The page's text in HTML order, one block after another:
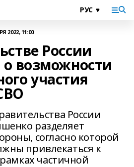
2022, 11:00
России
о возможности
участия
России
разделяет
согласно которой
привлекаться к
частичной